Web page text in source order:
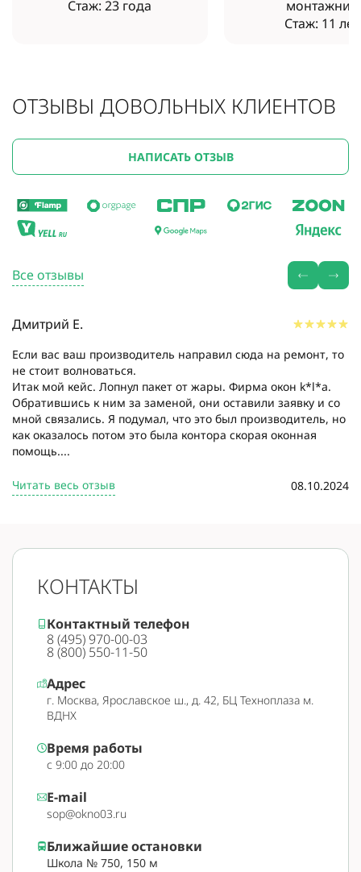
Стаж: 23 года
монтажник
Стаж: 11 лет
ОТЗЫВЫ ДОВОЛЬНЫХ КЛИЕНТОВ
НАПИСАТЬ ОТЗЫВ
Все отзывы
Дмитрий Е.
Если вас ваш производитель направил сюда на ремонт, то
не стоит волноваться.
Итак мой кейс. Лопнул пакет от жары. Фирма окон k*l*a.
Обратившись к ним за заменой, они оставили заявку и со
мной связались. Я подумал, что это был производитель, но
как оказалось потом это была контора скорая оконная
помощь....
Читать весь отзыв 08.10.2024
КОНТАКТЫ
Контактный телефон
8 (495) 970-00-03
8 (800) 550-11-50
Адрес
г. Москва, Ярославское ш., д. 42, БЦ Техноплаза м.
ВДНХ
Время работы
с 9:00 до 20:00
E-mail
sop@okno03.ru
Ближайшие остановки
Школа № 750, 150 м